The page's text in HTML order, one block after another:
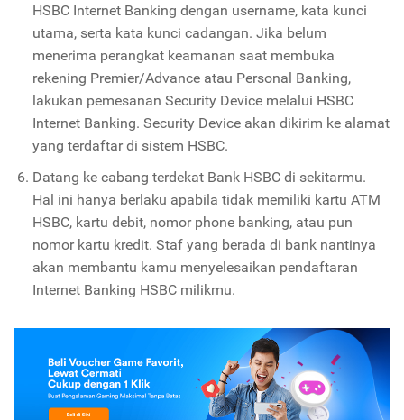
HSBC Internet Banking dengan username, kata kunci
utama, serta kata kunci cadangan. Jika belum
menerima perangkat keamanan saat membuka
rekening Premier/Advance atau Personal Banking,
lakukan pemesanan Security Device melalui HSBC
Internet Banking. Security Device akan dikirim ke alamat
yang terdaftar di sistem HSBC.
Datang ke cabang terdekat Bank HSBC di sekitarmu.
Hal ini hanya berlaku apabila tidak memiliki kartu ATM
HSBC, kartu debit, nomor phone banking, atau pun
nomor kartu kredit. Staf yang berada di bank nantinya
akan membantu kamu menyelesaikan pendaftaran
Internet Banking HSBC milikmu.